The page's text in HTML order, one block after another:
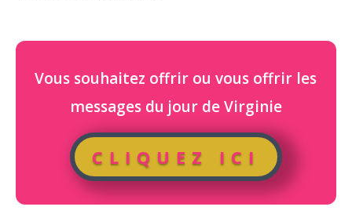
Vous souhaitez offrir ou vous offrir les
messages du jour de Virginie
CLIQUEZ ICI